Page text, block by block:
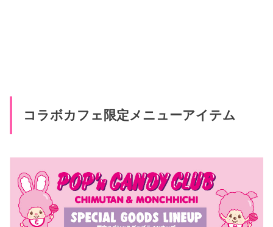
コラボカフェ限定メニューアイテム